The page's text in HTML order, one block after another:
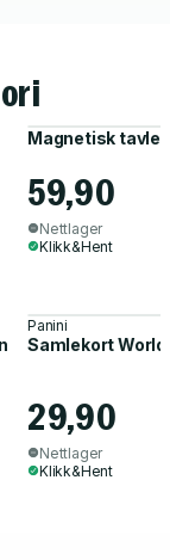
Magnetisk tavle
59,90
Nettlager
Klikk&Hent
Panini
Samlekort
29,90
Nettlager
Klikk&Hent